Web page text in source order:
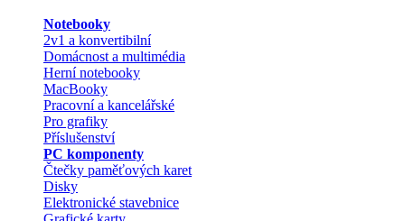
Notebooky
2v1 a konvertibilní
Domácnost a multimédia
Herní notebooky
MacBooky
Pracovní a kancelářské
Pro grafiky
Příslušenství
PC komponenty
Čtečky paměťových karet
Disky
Elektronické stavebnice